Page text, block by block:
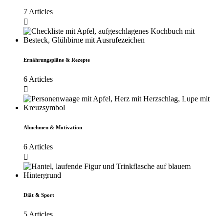
7 Articles
Ernährungspläne & Rezepte
6 Articles
Abnehmen & Motivation
6 Articles
Diät & Sport
5 Articles